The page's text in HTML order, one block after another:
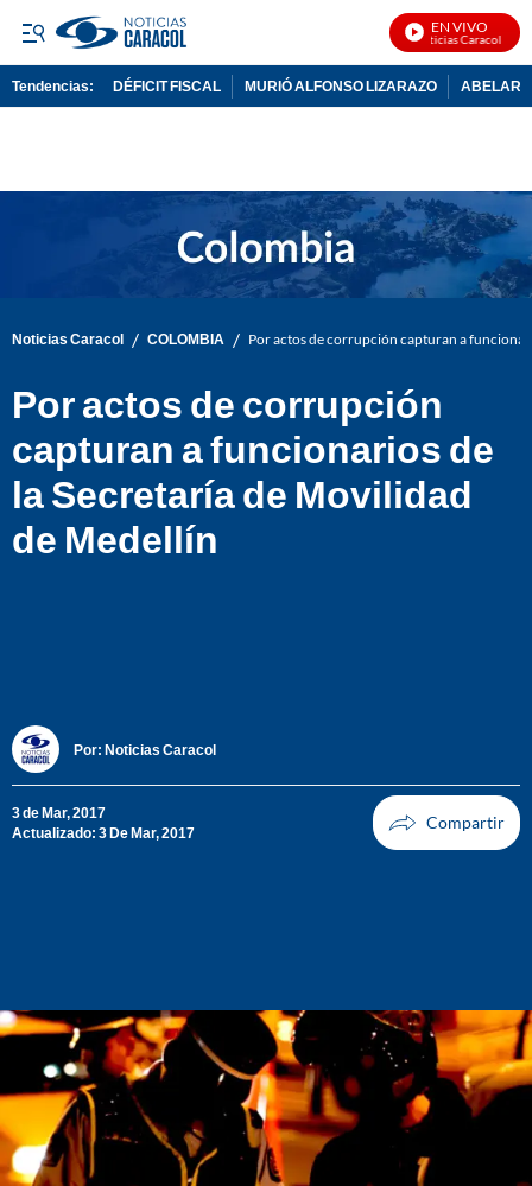
EN VIVO
Noticias Caracol En
Tendencias: DÉFICIT FISCAL MURIÓ ALFONSO LIZARAZO
Noticias Caracol / COLOMBIA / Por actos de corrupción capturan a
Por actos de corrupción
capturan a funcionarios de
la Secretaría de Movilidad
de Medellín
Por: Noticias Caracol
3 de Mar, 2017
Actualizado: 3 De Mar, 2017